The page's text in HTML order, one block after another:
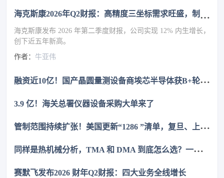
海克斯康2026年Q2财报：高精度三坐标需求旺盛，制造智能业务增长13%
海克斯康发布 2026 年第二季度财报，公司实现 12% 内生增长，
创下近五年新高。
作者： 牛亚伟
融
资近10亿！国产晶圆量测设备商埃芯半导体获B+轮融资
3.9 亿！海关总署仪器设备采购大单来了
管
制范围持续扩张！美国更新“1286 ”清单，复旦、上交等上榜
同
样是热机械分析，TMA 和 DMA 到底怎么选？一次讲清
赛默飞发布2026 财年Q2财报：四大业务全线增长